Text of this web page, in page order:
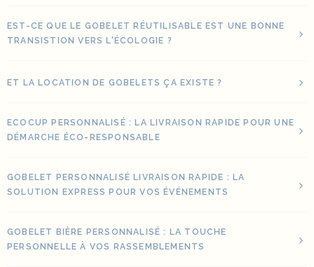
EST-CE QUE LE GOBELET RÉUTILISABLE EST UNE BONNE
TRANSISTION VERS L'ÉCOLOGIE ?
ET LA LOCATION DE GOBELETS ÇA EXISTE ?
ECOCUP PERSONNALISÉ : LA LIVRAISON RAPIDE POUR UNE
DÉMARCHE ÉCO-RESPONSABLE
GOBELET PERSONNALISÉ LIVRAISON RAPIDE : LA
SOLUTION EXPRESS POUR VOS ÉVÉNEMENTS
GOBELET BIÈRE PERSONNALISÉ : LA TOUCHE
PERSONNELLE À VOS RASSEMBLEMENTS